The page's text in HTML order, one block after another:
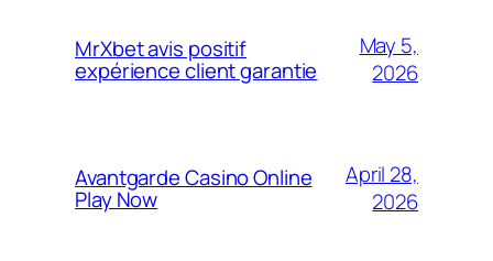
MrXbet avis positif
expérience client garantie
May 5,
2026
Avantgarde Casino Online
Play Now
April 28,
2026